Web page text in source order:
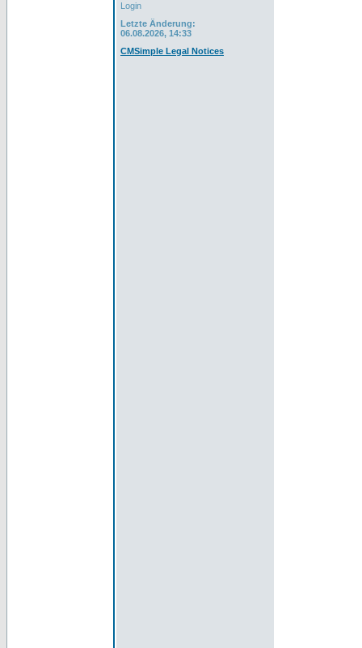
Login
Letzte Änderung:
06.08.2026, 14:33
CMSimple Legal Notices